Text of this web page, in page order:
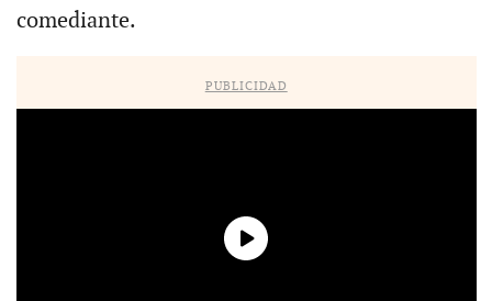
comediante.
PUBLICIDAD